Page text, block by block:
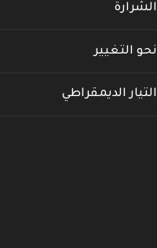
الشرارة
نحو التغيير
التيار الديمقراطي